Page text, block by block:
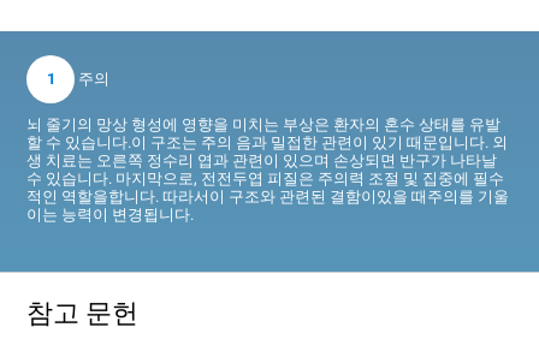
1 주의
뇌 줄기의 망상 형성에 영향을 미치는 부상은 환자의 혼수 상태를 유발
할 수 있습니다.이 구조는 주의 음과 밀접한 관련이 있기 때문입니다. 외
생 치료는 오른쪽 정수리 엽과 관련이 있으며 손상되면 반구가 나타날
수 있습니다. 마지막으로, 전전두엽 피질은 주의력 조절 및 집중에 필수
적인 역할을합니다. 따라서이 구조와 관련된 결함이있을 때주의를 기울
이는 능력이 변경됩니다.
참고 문헌